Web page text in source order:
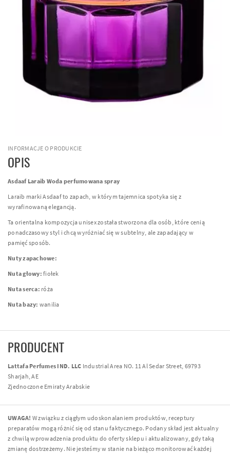
INFORMACJE O PRODUKCIE
OPIS
Asdaaf Laraib Woda perfumowana spray
Laraib marki Asdaaf to zapach, w którym tajemnica spotyka się z
wyrafinowaną elegancją.
Ta orientalna kompozycja unisex została stworzona dla osób, które cenią
ponadczasowy styl i chcą wyróżniać się w subtelny, ale zapadający w
pamięć sposób.
Nuty zapachowe:
Nuta głowy: fiołek
Nuta serca: róża
Nuta bazy: wanilia
PRODUCENT
Lattafa Perfumes IND. LLC Industrial Area NO. 11 Al Sedar Street, 69793
Sharjah, AE
Zjednoczone Emiraty Arabskie
UWAGA! W związku z ciągłym udoskonalaniem produktów, receptury
preparatów mogą różnić się od stanu faktycznego. Podany skład jest aktualny
z chwilą wprowadzenia produktu do oferty sklepu i aktualizowany, gdy taką
zmianę dostrzeżemy. Nie jesteśmy w stanie na bieżąco monitorować każdej